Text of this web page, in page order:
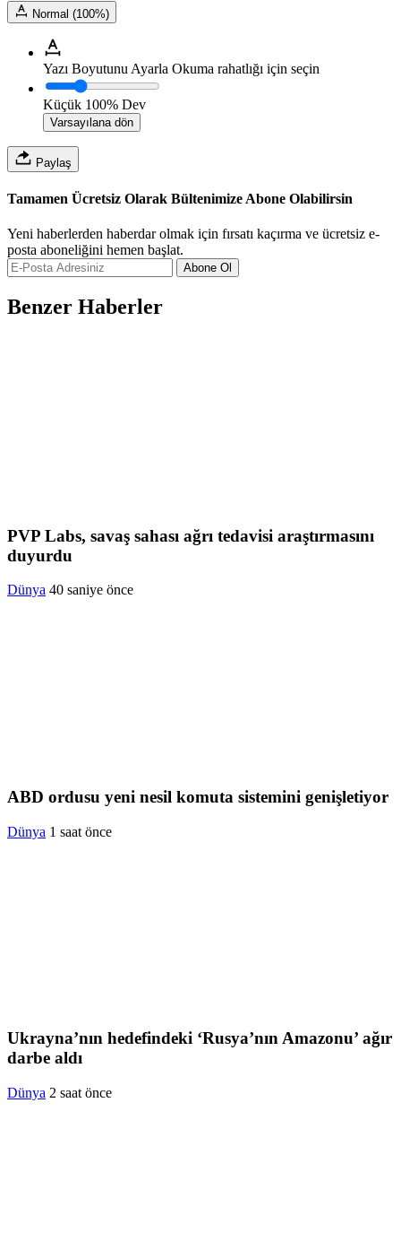
Normal (100%)
Yazı Boyutunu Ayarla Okuma rahatlığı için seçin
Küçük 100% Dev
Varsayılana dön
Paylaş
Tamamen Ücretsiz Olarak Bültenimize Abone Olabilirsin
Yeni haberlerden haberdar olmak için fırsatı kaçırma ve ücretsiz e-
posta aboneliğini hemen başlat.
Abone Ol
Benzer Haberler
PVP Labs, savaş sahası ağrı tedavisi araştırmasını
duyurdu
Dünya 40 saniye önce
ABD ordusu yeni nesil komuta sistemini genişletiyor
Dünya 1 saat önce
Ukrayna’nın hedefindeki ‘Rusya’nın Amazonu’ ağır
darbe aldı
Dünya 2 saat önce